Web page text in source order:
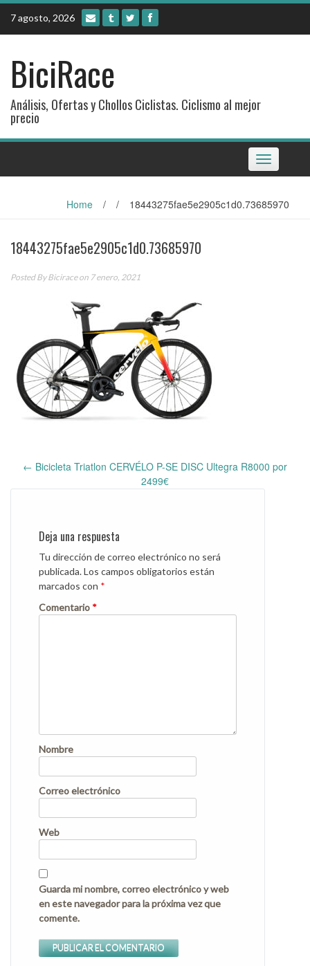
Skip
content
7 agosto, 2026
BiciRace
Análisis, Ofertas y Chollos Ciclistas. Ciclismo al mejor
precio
Toggle
navigation
Home / / 18443275fae5e2905c1d0.73685970
18443275fae5e2905c1d0.73685970
Posted ByBiciraceon 7 enero, 2021
navigation
← Bicicleta Triatlon CERVÉLO P-SE DISC Ultegra R8000 por
2499€
Deja una respuesta
Tu dirección de correo electrónico no será
publicada.Los campos obligatorios están
marcados con *
Comentario *
Nombre
Correo electrónico
Web
Guarda mi nombre, correo electrónico y web
en este navegador para la próxima vez que
comente.